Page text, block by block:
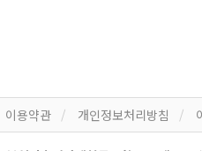
이용약관 개인정보처리방침